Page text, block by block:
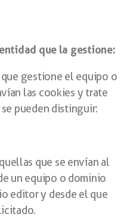
que la gestione:
gestione el equipo o
las cookies y trate
pueden distinguir:
que se envían al
un equipo o dominio
editor y desde el que